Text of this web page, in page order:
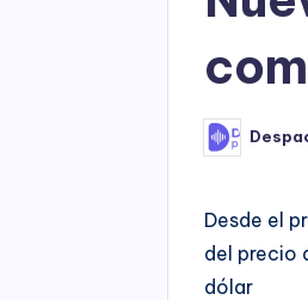
Posted
by
Desde el
del precio
dólar